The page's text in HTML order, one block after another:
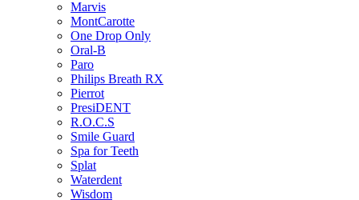
Marvis
MontCarotte
One Drop Only
Oral-B
Paro
Philips Breath RX
Pierrot
PresiDENT
R.O.C.S
Smile Guard
Spa for Teeth
Splat
Waterdent
Wisdom